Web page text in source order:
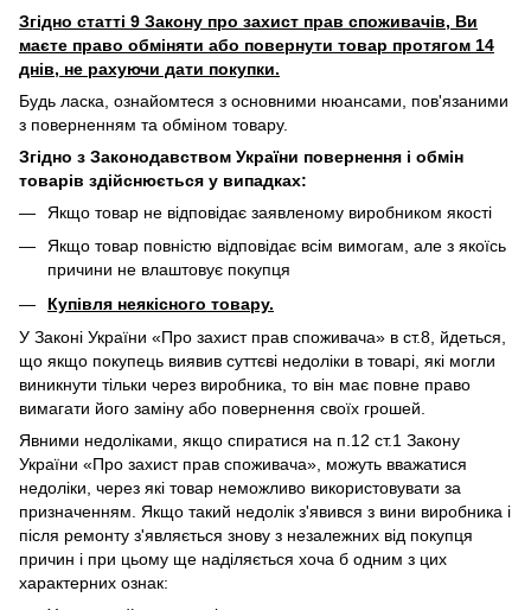
Згідно статті 9 Закону про захист прав споживачів, Ви
маєте право обміняти або повернути товар протягом 14
днів, не рахуючи дати покупки.
Будь ласка, ознайомтеся з основними нюансами, пов'язаними
з поверненням та обміном товару.
Згідно з Законодавством України повернення і обмін
товарів здійснюється у випадках:
Якщо товар не відповідає заявленому виробником якості
Якщо товар повністю відповідає всім вимогам, але з якоїсь
причини не влаштовує покупця
Купівля неякісного товару.
У Законі України «Про захист прав споживача» в ст.8, йдеться,
що якщо покупець виявив суттєві недоліки в товарі, які могли
виникнути тільки через виробника, то він має повне право
вимагати його заміну або повернення своїх грошей.
Явними недоліками, якщо спиратися на п.12 ст.1 Закону
України «Про захист прав споживача», можуть вважатися
недоліки, через які товар неможливо використовувати за
призначенням. Якщо такий недолік з'явився з вини виробника і
після ремонту з'являється знову з незалежних від покупця
причин і при цьому ще наділяється хоча б одним з цих
характерних ознак: